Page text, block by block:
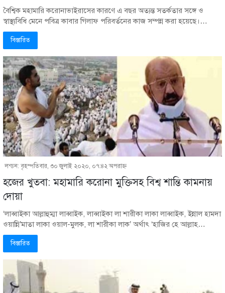
বৈশ্বিক মহামারি করোনাভাইরাসের কারণে এ বছর অত্যন্ত সতর্কতার সঙ্গে ও
স্বাস্থ্যবিধি মেনে পবিত্র কাবার গিলাফ পরিবর্তনের কাজ সম্পন্ন করা হয়েছে।…
বিস্তারিত
লন্ডন: বৃহস্পতিবার, ৩০ জুলাই ২০২০, ০৭:৪২ অপরাহ্ণ
হজের খুতবা: মহামারি করোনা মুক্তিসহ বিশ্ব শান্তি কামনায়
দোয়া
‘লাব্বাইকা আল্লাহুম্মা লাব্বাইক, লাব্বাইকা লা শারীকা লাকা লাব্বাইক, ইন্নাল হামদা
ওয়ান্নি’মাতা লাকা ওয়াল-মুলক, লা শারীকা লাক’ অর্থাৎ ‘হাজির হে আল্লাহ…
বিস্তারিত